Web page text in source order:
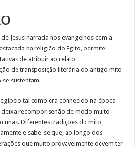
Jesus narrada nos evangelhos com a
na religião do Egito, permite
de atribuir ao relato
de transposição literária do antigo mito
se sustentam.
tal como era conhecido na época
recompor senão de modo muito
Diferentes tradições do mito
e sabe-se que, ao longo dos
que muito provavelmente devem ter